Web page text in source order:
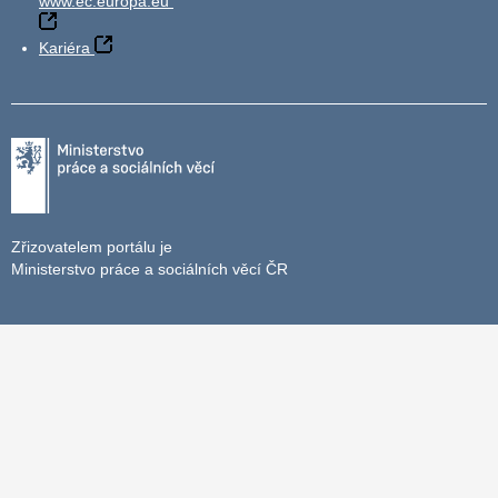
Kariéra
Zřizovatelem portálu je
Ministerstvo práce a sociálních věcí ČR